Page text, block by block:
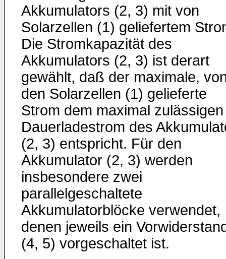
Akkumulators (2, 3) mit von
Solarzellen (1) geliefertem
Die Stromkapazität des
Akkumulators (2, 3) ist derart
gewählt, daß der maximale,
den Solarzellen (1) gelieferte
Strom dem maximal zulässigen
Dauerladestrom des
(2, 3) entspricht. Für den
Akkumulator (2, 3) werden
insbesondere zwei
parallelgeschaltete
Akkumulatorblöcke verwendet,
denen jeweils ein
(4, 5) vorgeschaltet ist.